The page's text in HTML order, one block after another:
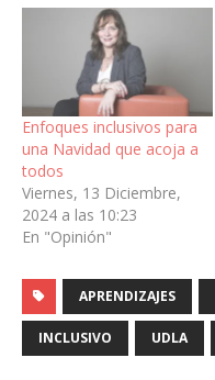
Enfoques inclusivos para
una Navidad que acoja a
todos
Viernes, 13 Diciembre,
2024 a las 10:23
En "Opinión"
APRENDIZAJES
INCLUSIVO UDLA